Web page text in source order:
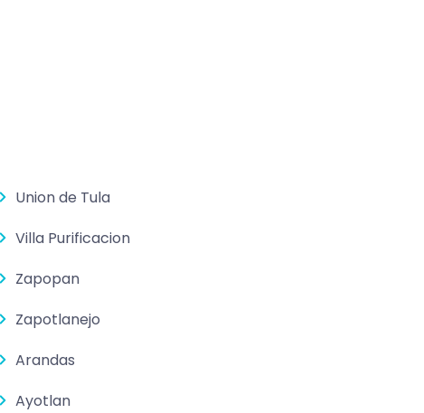
Union de Tula
Villa Purificacion
Zapopan
Zapotlanejo
Arandas
Ayotlan